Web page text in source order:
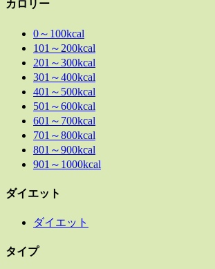
カロリー
0～100kcal
101～200kcal
201～300kcal
301～400kcal
401～500kcal
501～600kcal
601～700kcal
701～800kcal
801～900kcal
901～1000kcal
ダイエット
ダイエット
タイプ